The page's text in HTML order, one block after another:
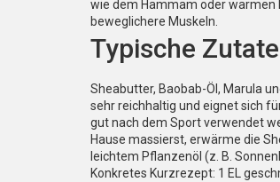
wie dem Hammam oder warmen
beweglichere Muskeln.
Typische
Sheabutter, Baobab-Öl, Marula
sehr reichhaltig und eignet sich
gut nach dem Sport verwendet
Hause massierst, erwärme die
leichtem Pflanzenöl (z. B.
Konkretes Kurzrezept: 1 EL